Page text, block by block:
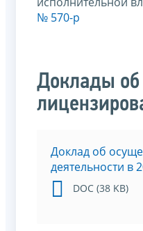
№ 570-р
Доклады об
Доклад об
деятельности в
DOC (38 KB)